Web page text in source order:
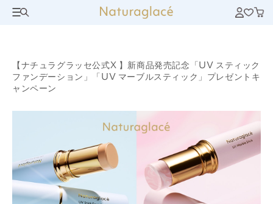
【ナチュラグラッセ公式X 】新商品発売記念「UV スティック
ファンデーション」「UV マーブルスティック」プレゼントキ
ャンペーン